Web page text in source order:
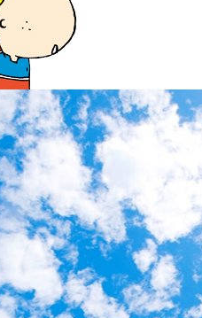
大阪城周辺
堺・泉北